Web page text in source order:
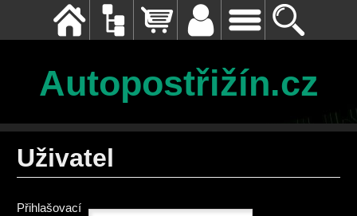
Autopostřižín.cz
Uživatel
Přihlašovací